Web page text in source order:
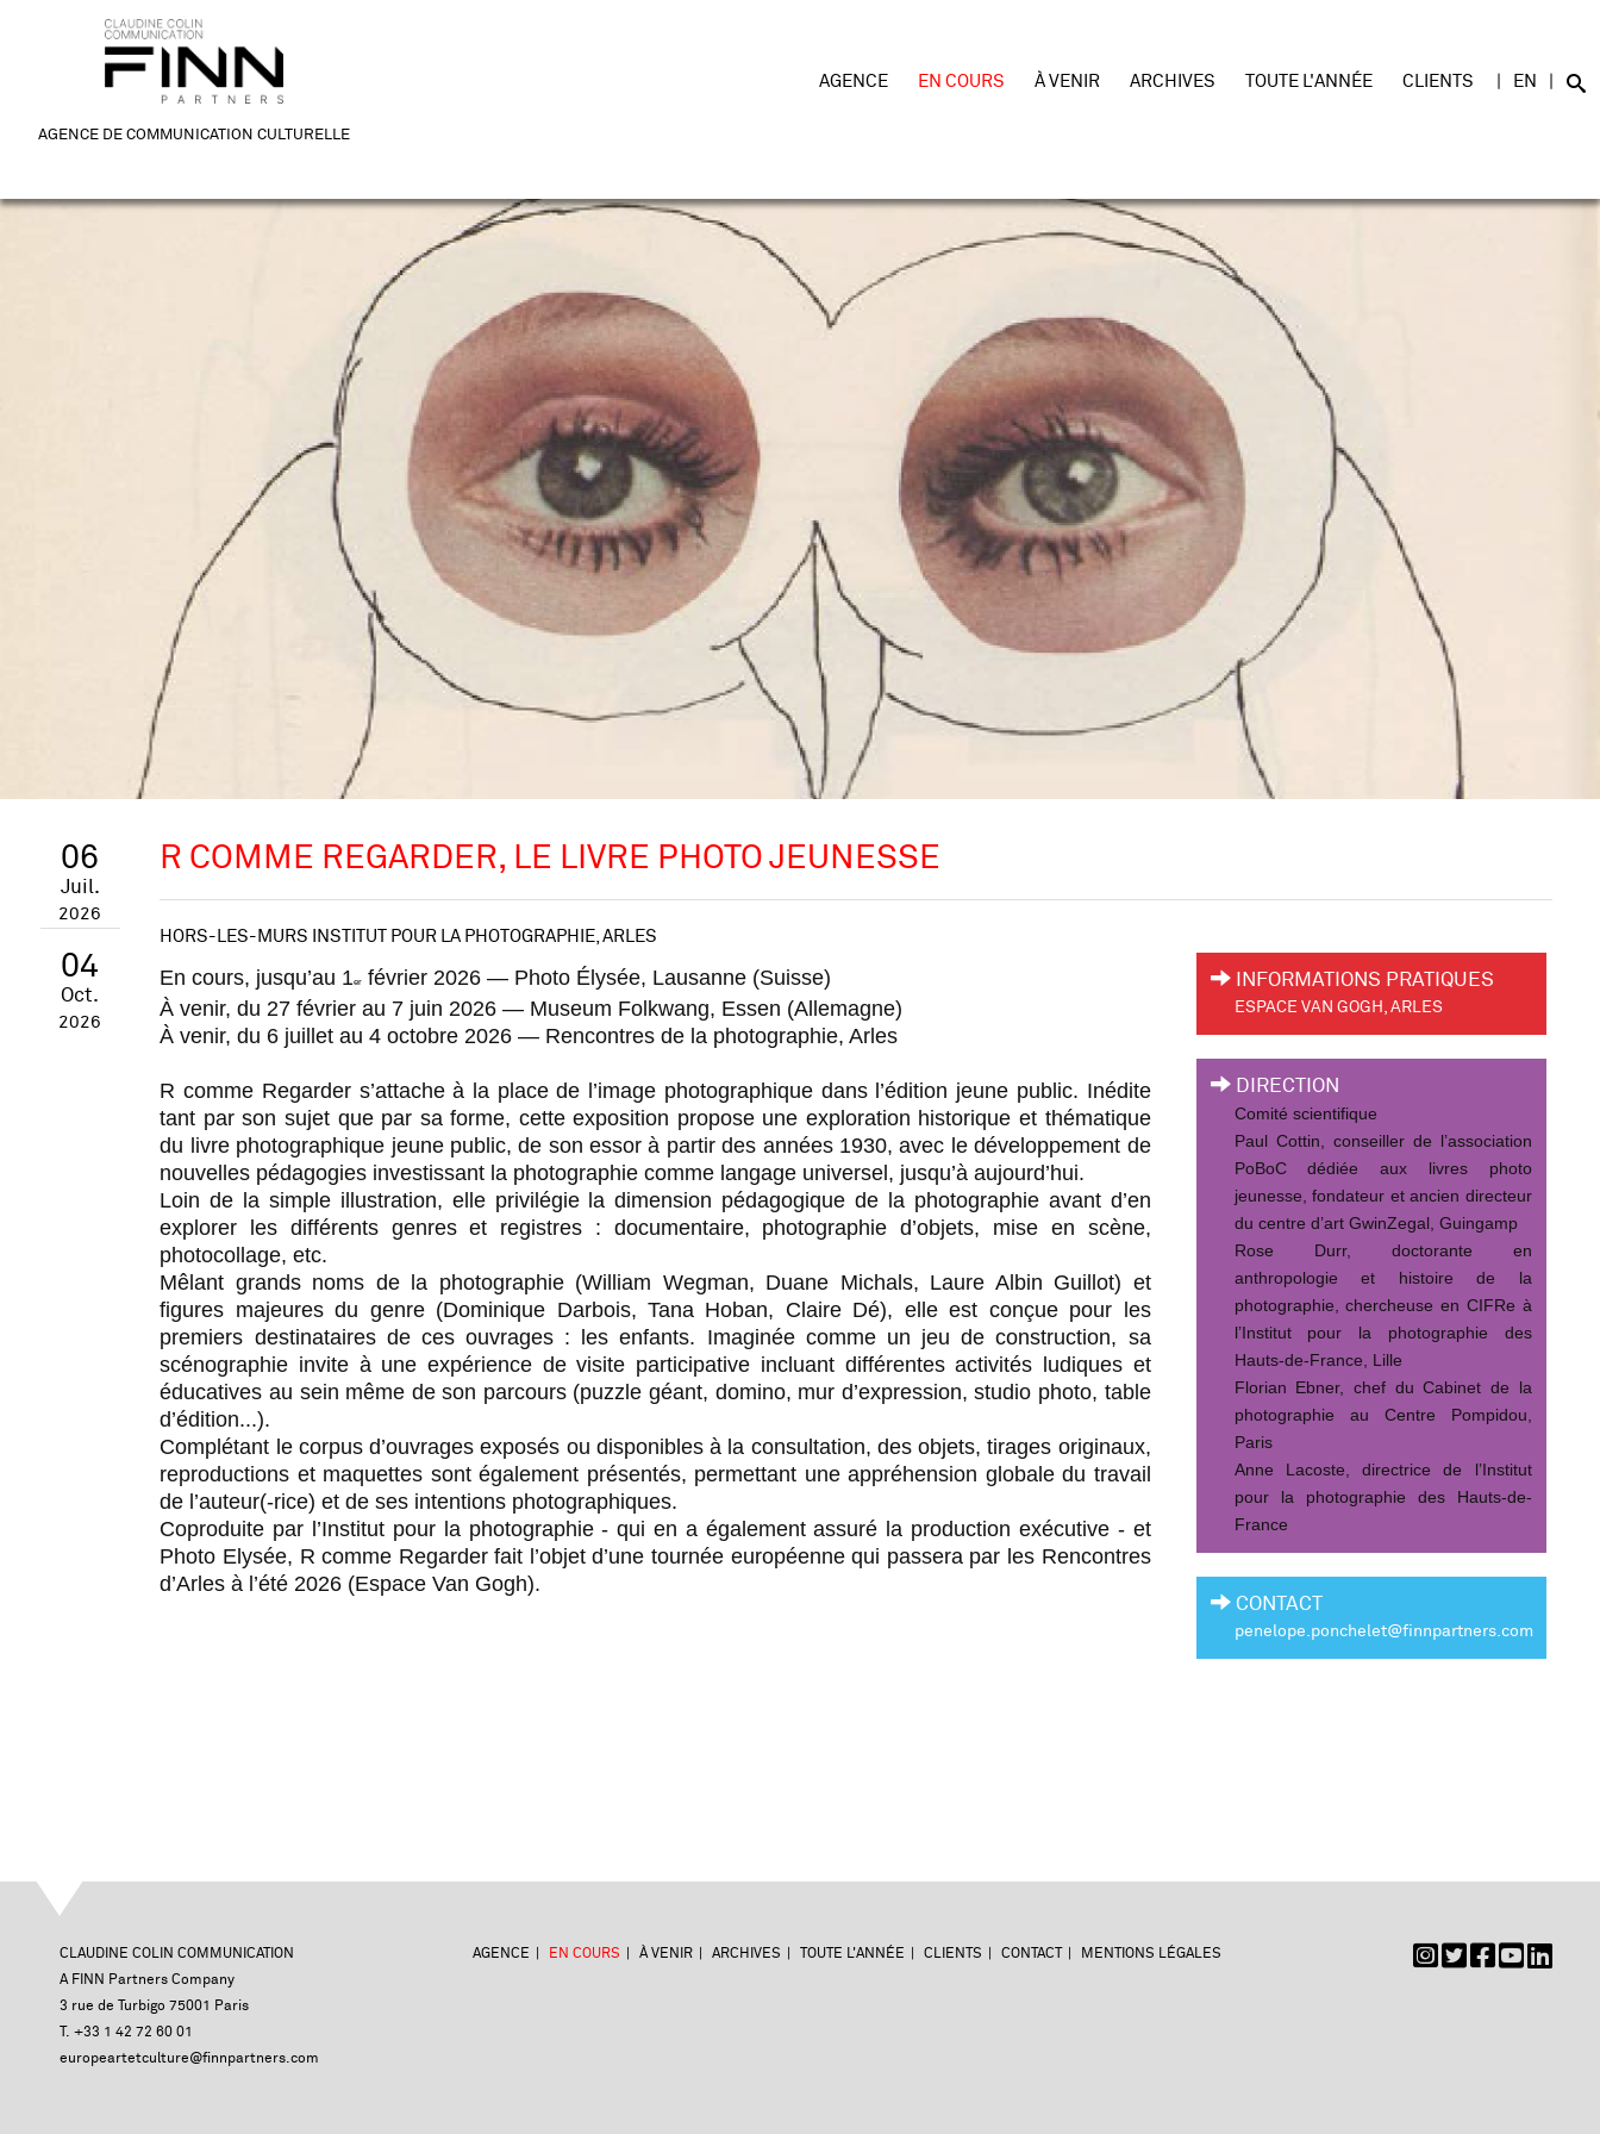
AGENCE DE COMMUNICATION CULTURELLE
AGENCE EN COURS À VENIR ARCHIVES TOUTE L'ANNÉE CLIENTS EN
06
Juil.
2026
04
Oct.
2026
R COMME REGARDER, LE LIVRE PHOTO JEUNESSE
HORS-LES-MURS INSTITUT POUR LA PHOTOGRAPHIE, ARLES
En cours, jusqu’au 1er février 2026 — Photo Élysée, Lausanne (Suisse)
À venir, du 27 février au 7 juin 2026 — Museum Folkwang, Essen (Allemagne)
À venir, du 6 juillet au 4 octobre 2026 — Rencontres de la photographie, Arles
R comme Regarder s’attache à la place de l’image photographique dans l’édition jeune public. Inédite
tant par son sujet que par sa forme, cette exposition propose une exploration historique et thématique
du livre photographique jeune public, de son essor à partir des années 1930, avec le développement de
nouvelles pédagogies investissant la photographie comme langage universel, jusqu’à aujourd’hui.
Loin de la simple illustration, elle privilégie la dimension pédagogique de la photographie avant d’en
explorer les différents genres et registres : documentaire, photographie d’objets, mise en scène,
photocollage, etc.
Mêlant grands noms de la photographie (William Wegman, Duane Michals, Laure Albin Guillot) et
figures majeures du genre (Dominique Darbois, Tana Hoban, Claire Dé), elle est conçue pour les
premiers destinataires de ces ouvrages : les enfants. Imaginée comme un jeu de construction, sa
scénographie invite à une expérience de visite participative incluant différentes activités ludiques et
éducatives au sein même de son parcours (puzzle géant, domino, mur d’expression, studio photo, table
d’édition...).
Complétant le corpus d’ouvrages exposés ou disponibles à la consultation, des objets, tirages originaux,
reproductions et maquettes sont également présentés, permettant une appréhension globale du travail
de l’auteur(-rice) et de ses intentions photographiques.
Coproduite par l’Institut pour la photographie - qui en a également assuré la production exécutive - et
Photo Elysée, R comme Regarder fait l’objet d’une tournée européenne qui passera par les Rencontres
d’Arles à l’été 2026 (Espace Van Gogh).
INFORMATIONS PRATIQUES
ESPACE VAN GOGH, ARLES
DIRECTION
Comité scientifique
Paul Cottin, conseiller de l’association
PoBoC dédiée aux livres photo
jeunesse, fondateur et ancien directeur
du centre d’art GwinZegal, Guingamp
Rose Durr, doctorante en
anthropologie et histoire de la
photographie, chercheuse en CIFRe à
l’Institut pour la photographie des
Hauts-de-France, Lille
Florian Ebner, chef du Cabinet de la
photographie au Centre Pompidou,
Paris
Anne Lacoste, directrice de l’Institut
pour la photographie des Hauts-de-
France
CONTACT
penelope.ponchelet@finnpartners.com
CLAUDINE COLIN COMMUNICATION
A FINN Partners Company
3 rue de Turbigo 75001 Paris
T. +33 1 42 72 60 01
europeartetculture@finnpartners.com
AGENCE EN COURS À VENIR ARCHIVES TOUTE L'ANNÉE CLIENTS CONTACT MENTIONS LÉGALES